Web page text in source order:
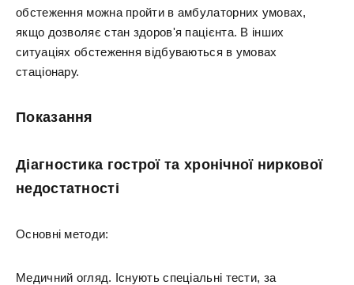
обстеження можна пройти в амбулаторних умовах,
якщо дозволяє стан здоров'я пацієнта. В інших
ситуаціях обстеження відбуваються в умовах
стаціонару.
Показання
Діагностика гострої та хронічної ниркової
недостатності
Основні методи:
Медичний огляд. Існують спеціальні тести, за